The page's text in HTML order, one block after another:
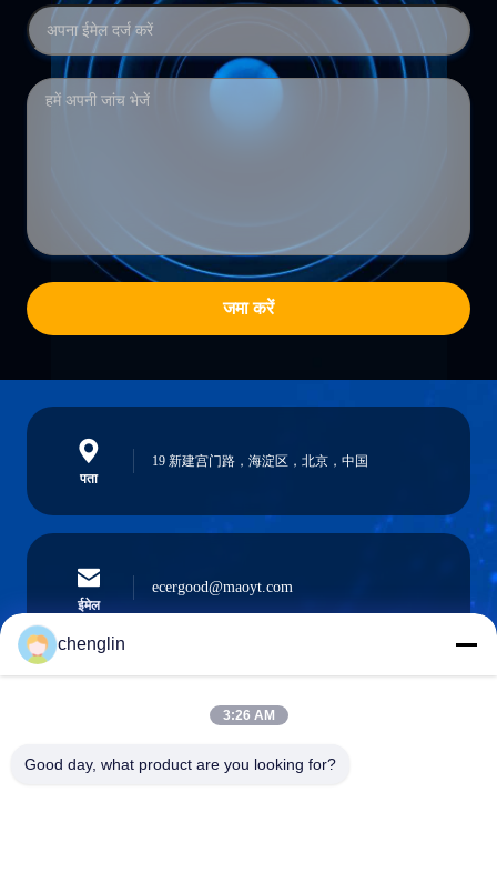
जमा करें
पता
19 新建宫门路，海淀区，北京，中国
ईमेल
ecergood@maoyt.com
0086-731-861329934568
chenglin
3:26 AM
Good day, what product are you looking for?